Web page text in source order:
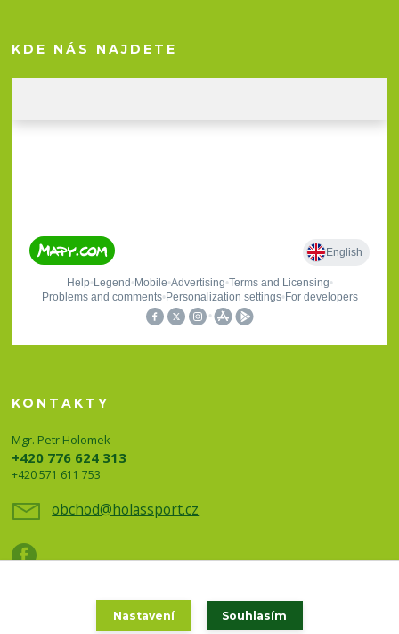
KDE NÁS NAJDETE
KONTAKTY
Mgr. Petr Holomek
+420 776 624 313
+420 571 611 753
obchod@holassport.cz
Nastavení Souhlasím